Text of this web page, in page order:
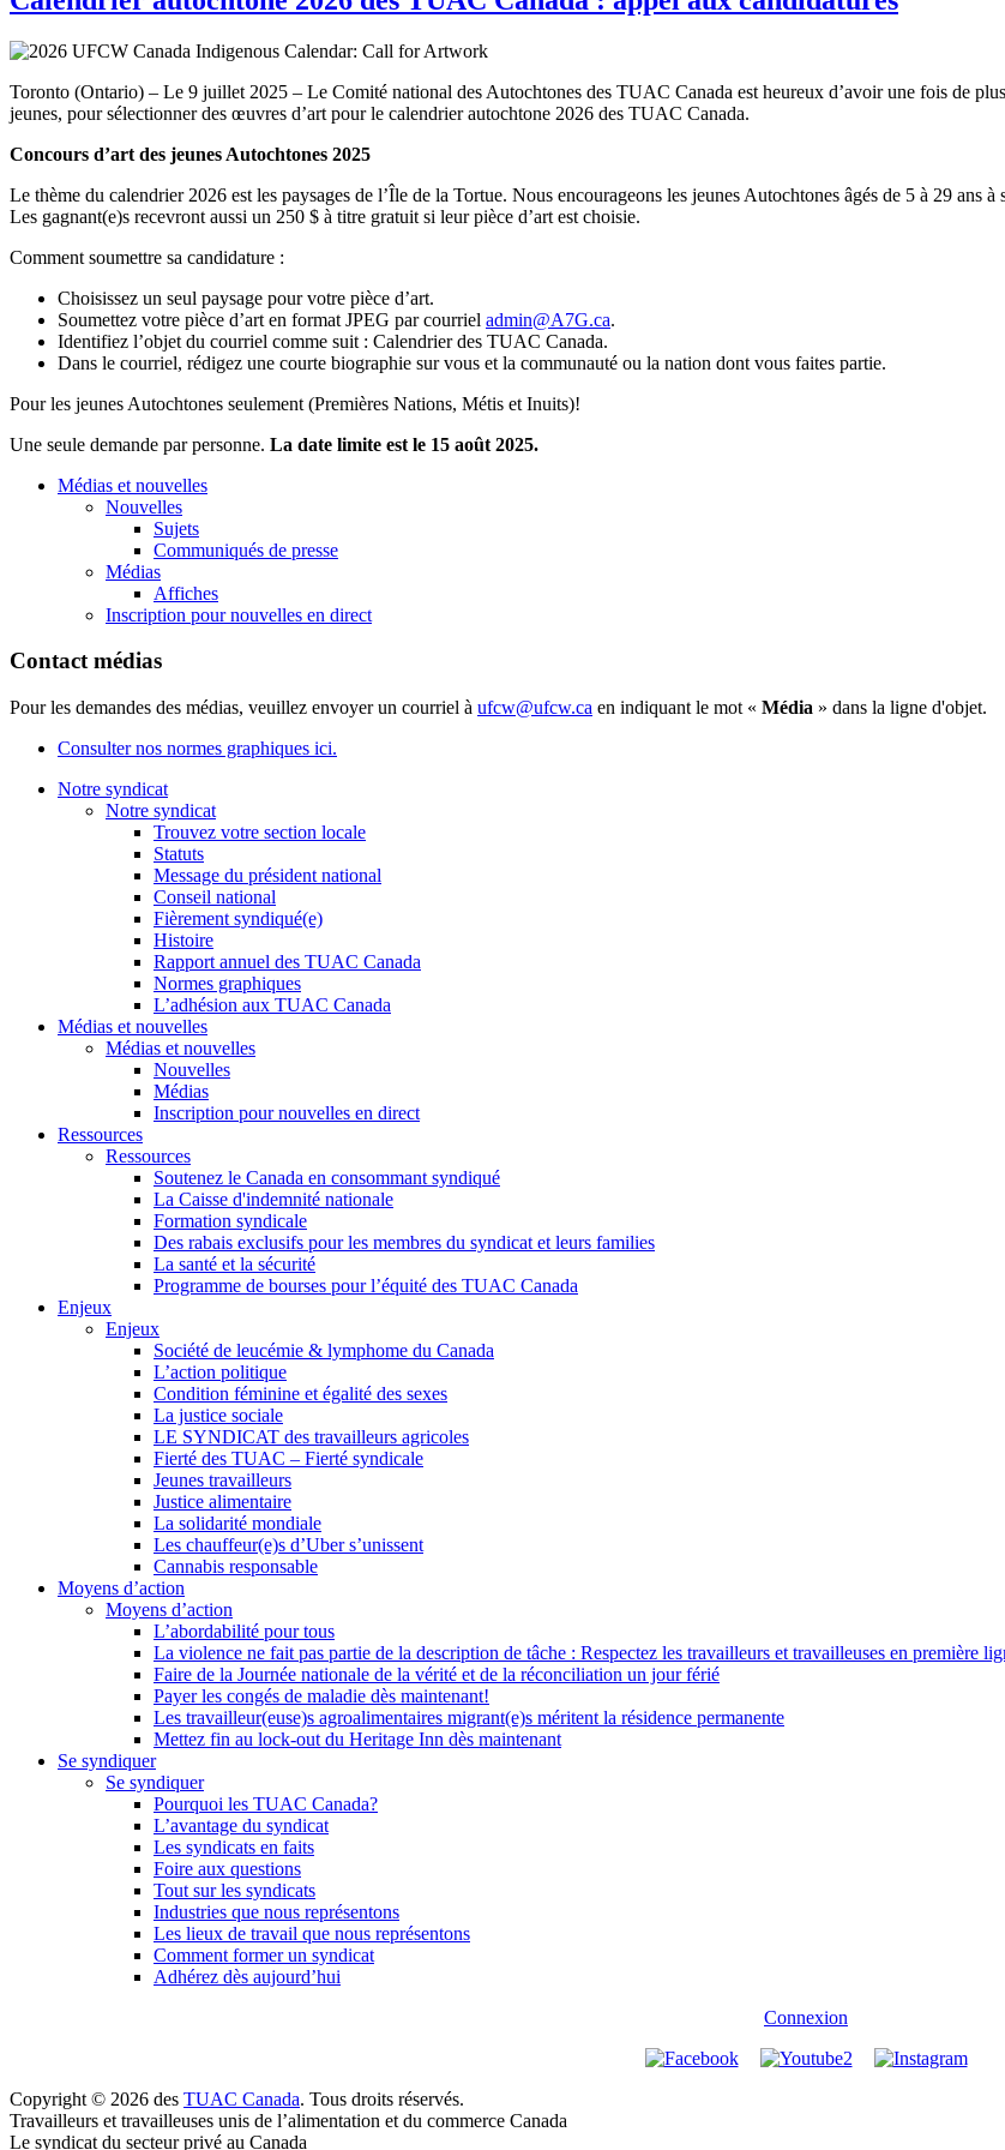
Toronto (Ontario) – Le 9 juillet 2025 – Le Comité national des Autochtones des TUAC Canada est heureux d’avoir une fois de
jeunes, pour sélectionner des œuvres d’art pour le calendrier autochtone 2026 des TUAC Canada.
Concours d’art des jeunes Autochtones 2025
Le thème du calendrier 2026 est les paysages de l’Île de la Tortue. Nous encourageons les jeunes Autochtones âgés de 5 à 29 ans
Les gagnant(e)s recevront aussi un 250 $ à titre gratuit si leur pièce d’art est choisie.
Comment soumettre sa candidature :
Choisissez un seul paysage pour votre pièce d’art.
Soumettez votre pièce d’art en format JPEG par courriel admin@A7G.ca.
Identifiez l’objet du courriel comme suit : Calendrier des TUAC Canada.
Dans le courriel, rédigez une courte biographie sur vous et la communauté ou la nation dont vous faites partie.
Pour les jeunes Autochtones seulement (Premières Nations, Métis et Inuits)!
Une seule demande par personne. La date limite est le 15 août 2025.
Médias et nouvelles
Nouvelles
Sujets
Communiqués de presse
Médias
Affiches
Inscription pour nouvelles en direct
Contact médias
Pour les demandes des médias, veuillez envoyer un courriel à ufcw@ufcw.ca en indiquant le mot « Média » dans la ligne d'objet.
Consulter nos normes graphiques ici.
Notre syndicat
Notre syndicat
Trouvez votre section locale
Statuts
Message du président national
Conseil national
Fièrement syndiqué(e)
Histoire
Rapport annuel des TUAC Canada
Normes graphiques
L’adhésion aux TUAC Canada
Médias et nouvelles
Médias et nouvelles
Nouvelles
Médias
Inscription pour nouvelles en direct
Ressources
Ressources
Soutenez le Canada en consommant syndiqué
La Caisse d'indemnité nationale
Formation syndicale
Des rabais exclusifs pour les membres du syndicat et leurs families
La santé et la sécurité
Programme de bourses pour l’équité des TUAC Canada
Enjeux
Enjeux
Société de leucémie & lymphome du Canada
L’action politique
Condition féminine et égalité des sexes
La justice sociale
LE SYNDICAT des travailleurs agricoles
Fierté des TUAC – Fierté syndicale
Jeunes travailleurs
Justice alimentaire
La solidarité mondiale
Les chauffeur(e)s d’Uber s’unissent
Cannabis responsable
Moyens d’action
Moyens d’action
L’abordabilité pour tous
La violence ne fait pas partie de la description de tâche : Respectez les travailleurs et travailleuses en première
Faire de la Journée nationale de la vérité et de la réconciliation un jour férié
Payer les congés de maladie dès maintenant!
Les travailleur(euse)s agroalimentaires migrant(e)s méritent la résidence permanente
Mettez fin au lock-out du Heritage Inn dès maintenant
Se syndiquer
Se syndiquer
Pourquoi les TUAC Canada?
L’avantage du syndicat
Les syndicats en faits
Foire aux questions
Tout sur les syndicats
Industries que nous représentons
Les lieux de travail que nous représentons
Comment former un syndicat
Adhérez dès aujourd’hui
Connexion
Copyright © 2026 des TUAC Canada. Tous droits réservés.
Travailleurs et travailleuses unis de l’alimentation et du commerce Canada
Le syndicat du secteur privé au Canada